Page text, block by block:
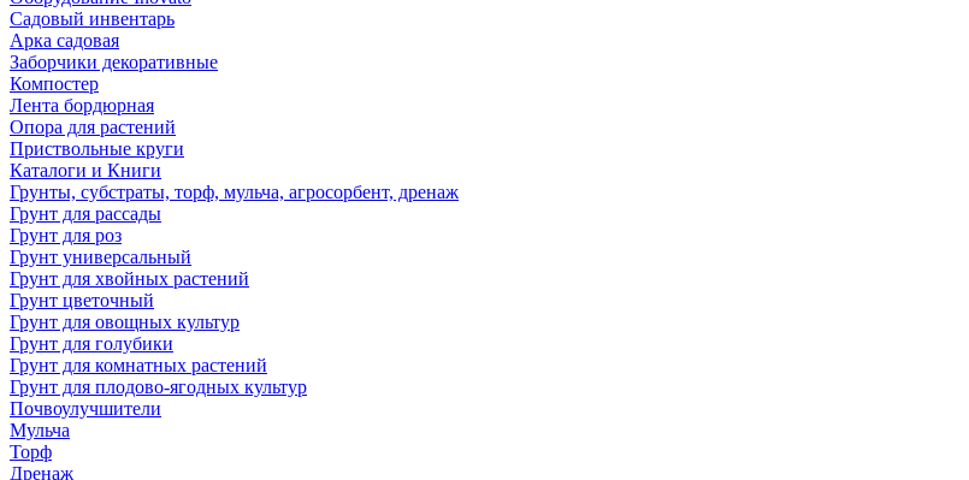
Садовый инвентарь
Арка садовая
Заборчики декоративные
Компостер
Лента бордюрная
Опора для растений
Приствольные круги
Каталоги и Книги
Грунты, субстраты, торф, мульча, агросорбент, дренаж
Грунт для рассады
Грунт для роз
Грунт универсальный
Грунт для хвойных растений
Грунт цветочный
Грунт для овощных культур
Грунт для голубики
Грунт для комнатных растений
Грунт для плодово-ягодных культур
Почвоулучшители
Мульча
Торф
Дренаж